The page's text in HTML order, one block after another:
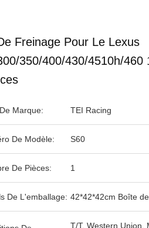
Freinage Pour Le Lexus
350/400/430/4510h/460
Marque: TEI Racing
De Modèle: S60
De Pièces: 1
De L'emballage: 42*42*42cm Boîte
T/T, Western Union,